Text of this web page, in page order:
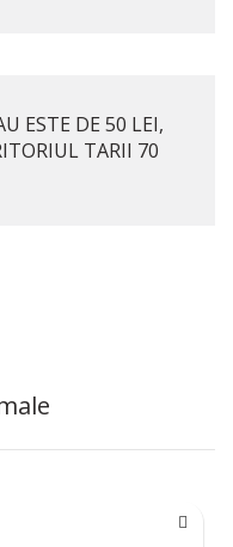
ESTE DE 50 LEI,
TARII 70